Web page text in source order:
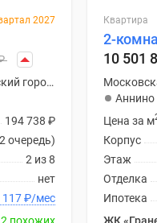
2027
Московская область, Ленинский городской округ
194 738 ₽
очередь)
2 из 8
нет
от 49 117₽/мес
2 похожих
Квартира
2-
10 501
Аннино
Цена за м
Корпус
Этаж
Отделка
Ипотека
ЖК